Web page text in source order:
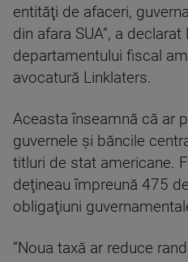
entităţi de afaceri,
din afara SUA”, a declarat
departamentului fiscal
avocatură Linklaters.
Aceasta înseamnă că ar
guvernele şi băncile
titluri de stat americane.
deţineau împreună 475
obligaţiuni
”Noua taxă ar reduce